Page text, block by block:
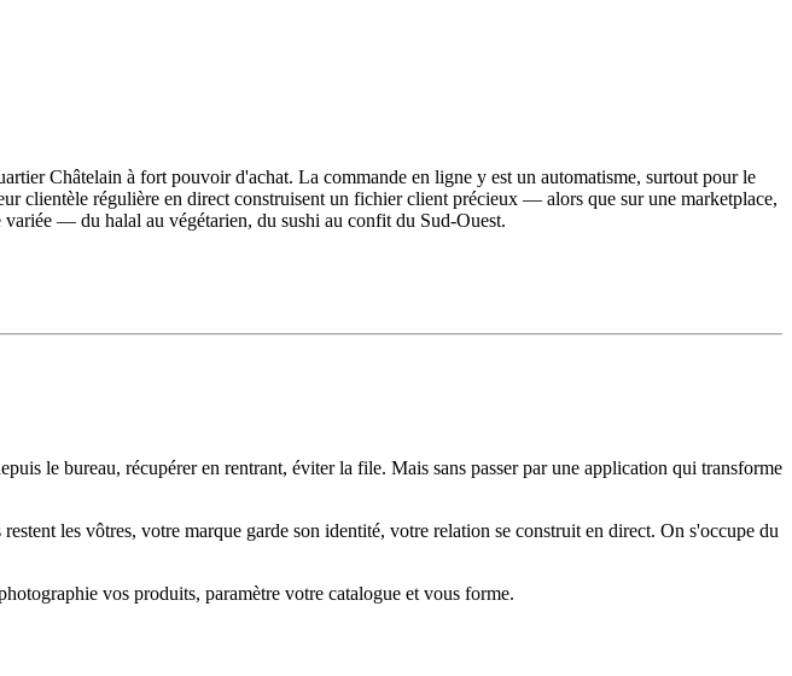
Châtelain à fort pouvoir d'achat. La commande en ligne y est un automatisme, surtout pour le
clientèle régulière en direct construisent un fichier client précieux — alors que sur une marketplace,
— du halal au végétarien, du sushi au confit du Sud-Ouest.
le bureau, récupérer en rentrant, éviter la file. Mais sans passer par une application qui transforme
les vôtres, votre marque garde son identité, votre relation se construit en direct. On s'occupe du
vos produits, paramètre votre catalogue et vous forme.